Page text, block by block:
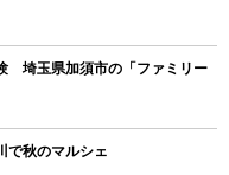
埼玉県加須市の「ファミリー
で秋のマルシェ